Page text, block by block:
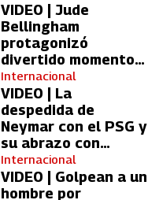
VIDEO | Jude
Bellingham
protagonizó
divertido momento
con aficionada del
Real Madrid
Internacional
VIDEO | La
despedida de
Neymar con el PSG y
su abrazo con
Kylian Mbappé
Internacional
VIDEO | Golpean a un
hombre por